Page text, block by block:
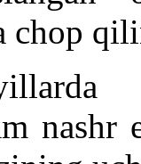
chop
nashr